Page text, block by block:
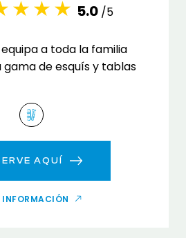
5.0 /5
a toda la familia
de esquís y tablas
AQUÍ
INFORMACIÓN